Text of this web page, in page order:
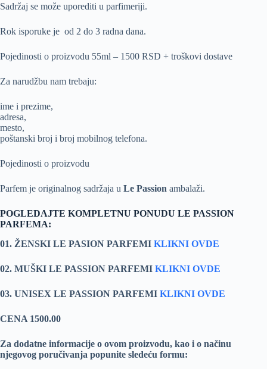
Sadržaj se može uporediti u parfimeriji.
Rok isporuke je od 2 do 3 radna dana.
Pojedinosti o proizvodu 55ml – 1500 RSD + troškovi dostave
Za narudžbu nam trebaju:
ime i prezime,
adresa,
mesto,
poštanski broj i broj mobilnog telefona.
Pojedinosti o proizvodu
Parfem je originalnog sadržaja u Le Passion ambalaži.
POGLEDAJTE KOMPLETNU PONUDU LE PASSION
PARFEMA:
01. ŽENSKI LE PASION PARFEMI KLIKNI OVDE
02. MUŠKI LE PASSION PARFEMI KLIKNI OVDE
03. UNISEX LE PASSION PARFEMI KLIKNI OVDE
CENA 1500.00
Za dodatne informacije o ovom proizvodu, kao i o načinu
njegovog poručivanja popunite sledeću formu: